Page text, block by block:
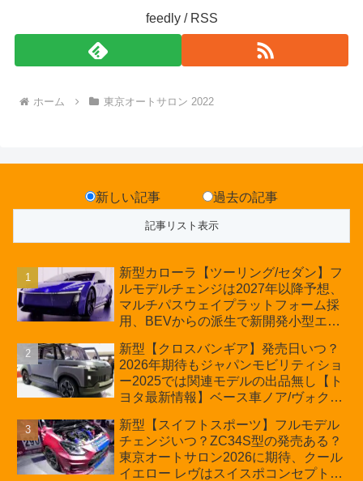
feedly / RSS
ホーム 東京オートサロン 2022
新しい記事 過去の記事
新型カローラ【ツーリング/セダン】フ
ルモデルチェンジは2027年以降予想、
マルチパスウェイプラットフォーム採
用、BEVからの派生で新開発小型エン
の採用は無しか【トヨタ最新情報】60
周年記念車発売
新型【クロスバンギア】発売日いつ？
2026年期待もジャパンモビリティショ
ー2025では関連モデルの出品無し【ト
ヨタ最新情報】ベース車ノア/ヴォクシ
ほか「コア」と「ツール」、デリカ
D:5対抗のクロスオーバーSUVミニバ
ン
新型【スイフトスポーツ】フルモデル
チェンジいつ？ZC34S型の発売ある？
東京オートサロン2026に期待、クール
イエロー レヴはスイスポコンセプト